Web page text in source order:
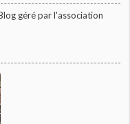
géré par l'association